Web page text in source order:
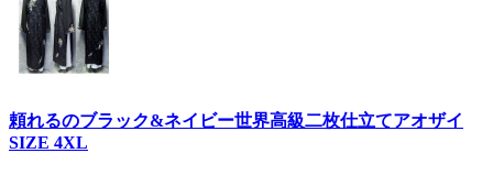
頼れるのブラック&ネイビー世界高級二枚仕立てアオザイ
SIZE 4XL